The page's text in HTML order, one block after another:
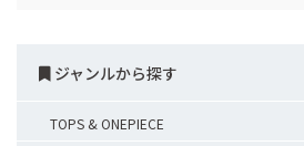
ジャンルから探す
TOPS & ONEPIECE